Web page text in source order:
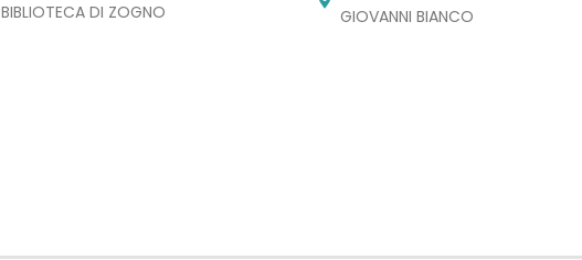
BIBLIOTECA DI ZOGNO
GIOVANNI BIANCO